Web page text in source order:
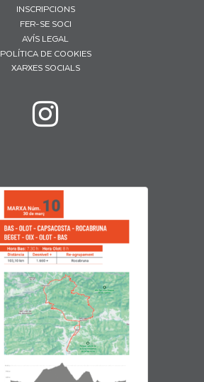
INSCRIPCIONS
FER-SE SOCI
AVÍS LEGAL
POLÍTICA DE COOKIES
XARXES SOCIALS